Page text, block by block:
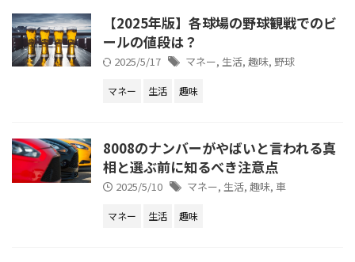
【2025年版】各球場の野球観戦でのビ
ールの値段は？
2025/5/17 マネー, 生活, 趣味, 野球
マネー 生活 趣味
8008のナンバーがやばいと言われる真
相と選ぶ前に知るべき注意点
2025/5/10 マネー, 生活, 趣味, 車
マネー 生活 趣味